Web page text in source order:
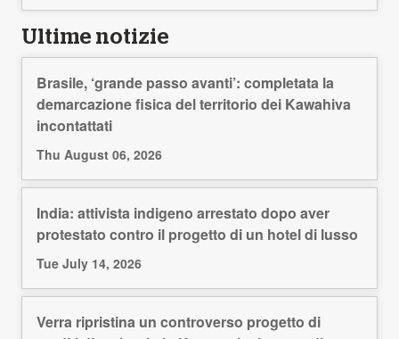
Ultime notizie
Brasile, ‘grande passo avanti’: completata la
demarcazione fisica del territorio dei Kawahiva
incontattati
Thu August 06, 2026
India: attivista indigeno arrestato dopo aver
protestato contro il progetto di un hotel di lusso
Tue July 14, 2026
Verra ripristina un controverso progetto di